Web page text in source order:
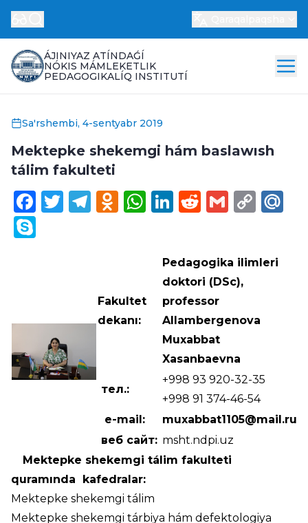
ÁJINIYAZ ATÍNDAǴÍ
NÓKIS MÁMLEKETLIK
PEDAGOGIKALÍQ INSTITUTÍ
Sa'rshembi, 4-sentyabr 2019
Mektepke shekemgi hám baslawısh
tálim fakulteti
Facebook
Twitter
Telegram
Odnoklassniki
WhatsApp
LinkedIn
Reddit
Gmail
Fakultet
dekanı:
Pedagogika ilimleri
dоktоri (DSc),
professor
Allambergenova
Muxabbat
Xasanbaevna
тел.:
+998 93 920-32-35
+998 91 374-46-54
e-mail:
muxabbat1105@mail.ru
веб сайт: msht.ndpi.uz
Mektepke shekemgi tálim fakulteti
quramında kafedralar:
Mektepke shekemgi tálim
Mektepke shekemgi tárbiya hám defektologiya